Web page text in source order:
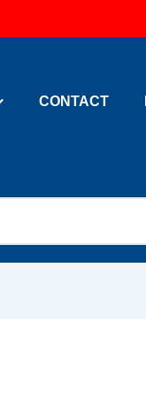
CONTACT